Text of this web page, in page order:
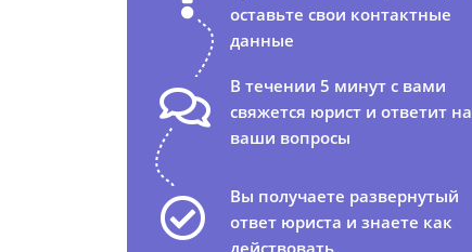
оставьте свои контактные
данные
В течении 5 минут с вами
свяжется юрист и ответит на
ваши вопросы
Вы получаете развернутый
ответ юриста и знаете как
действовать